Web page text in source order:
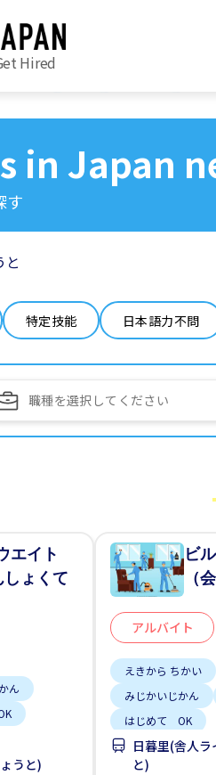
Hired
in Japan
す
と
特定技能 日本語力不問
エイト
しょくて
ん
うと)
ビ
（
アルバイト
えきから ちかい
みじかいじかん
はじめて OK
日暮里(舎人
と)